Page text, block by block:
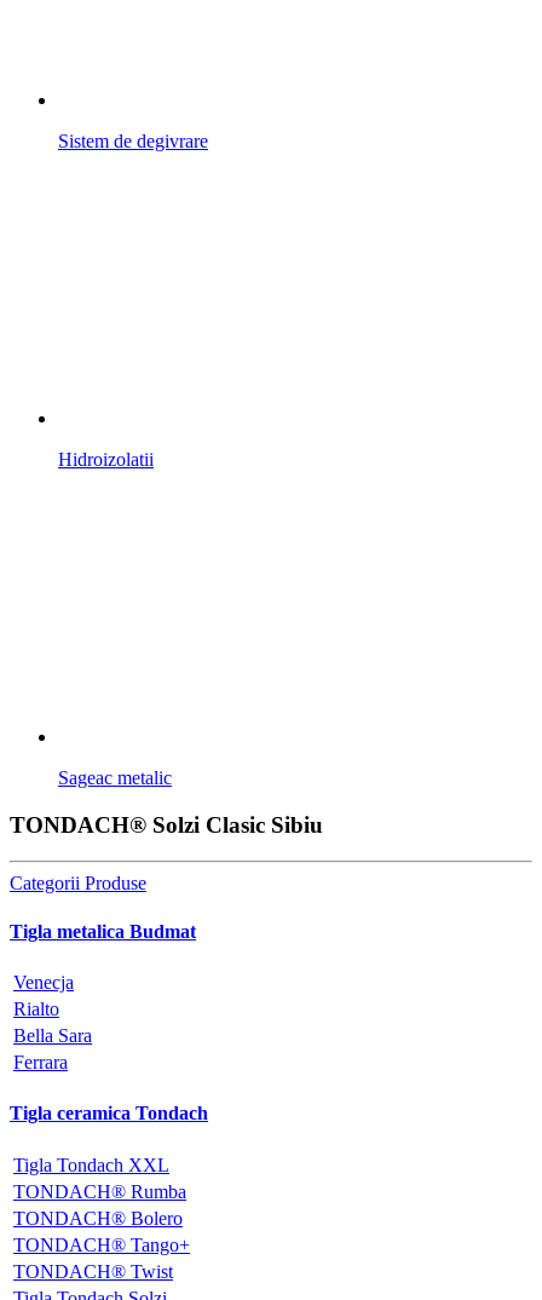
Sistem de degivrare
Hidroizolatii
Sageac metalic
TONDACH® Solzi Clasic Sibiu
Categorii Produse
Tigla metalica Budmat
Venecja
Rialto
Bella Sara
Ferrara
Tigla ceramica Tondach
Tigla Tondach XXL
TONDACH® Rumba
TONDACH® Bolero
TONDACH® Tango+
TONDACH® Twist